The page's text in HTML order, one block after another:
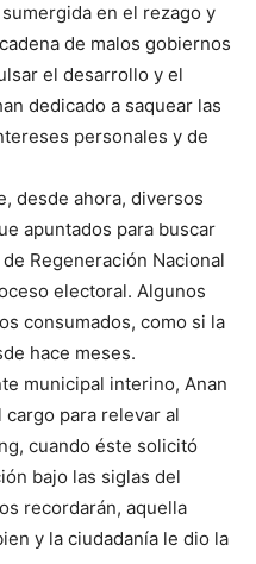
en el rezago y
de malos gobiernos
el desarrollo y el
dedicado a saquear las
personales y de
desde ahora, diversos
apuntados para buscar
Regeneración Nacional
electoral. Algunos
consumados, como si la
hace meses.
municipal interino, Anan
para relevar al
cuando éste solicitó
bajo las siglas del
recordarán, aquella
y la ciudadanía le dio la